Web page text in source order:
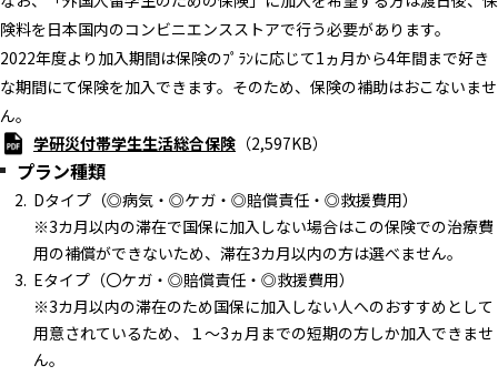
険料を日本国内のコンビニエンスストアで行う必要があります。
2022年度より加入期間は保険のﾌﾟﾗﾝに応じて1ヵ月から4年間まで好き
な期間にて保険を加入できます。そのため、保険の補助はおこないませ
ん。
学研災付帯学生生活総合保険 （2,597KB）
プラン種類
Dタイプ（◎病気・◎ケガ・◎賠償責任・◎救援費用）
※3カ月以内の滞在で国保に加入しない場合はこの保険での治療費
用の補償ができないため、滞在3カ月以内の方は選べません。
Eタイプ（〇ケガ・◎賠償責任・◎救援費用）
※3カ月以内の滞在のため国保に加入しない人へのおすすめとして
用意されているため、１～3ヵ月までの短期の方しか加入できませ
ん。